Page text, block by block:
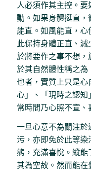
人必須作其主控。
動。如果身體挺直，
能直。如風能直，
此保持身體正直、減
於將要作之事不想，
於其自然體性稱之為
也者，實質上只是心
心」、「現時之認知
常時間乃心照不宣、
一旦心意不為關注於
污，亦即免於此等染
態，充滿喜悅。縱
其為空故。然而能在